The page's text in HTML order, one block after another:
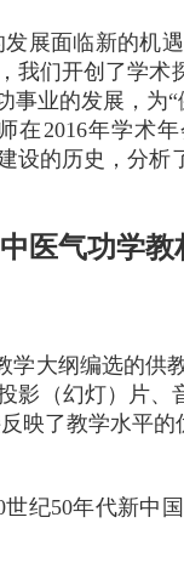
展面临新的机
我们开创了学术
事业的发展，为
在2016年学术
设的历史，分
中医气功学
学大纲编选的供
影（幻灯）片
映了教学水平
世纪50年代新中